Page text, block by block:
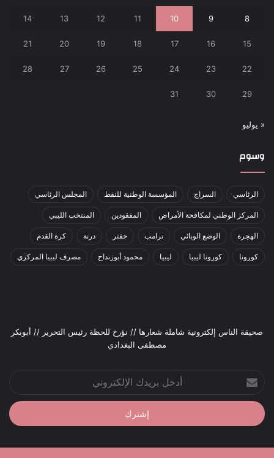
8
9
10
11
12
13
14
15
16
17
18
19
20
21
22
23
24
25
26
27
28
29
30
31
« يوليو
وسوم
الرئاسي السراج المؤسسة الوطنية للنفط المجلس الرئاسي
المركز الوطني لمكافحة الأمراض المفقودين المنتخب الليبي
الهجرة الوضع الوبائي ترامب حفتر درنة كرة القدم
كورونا كورونا ليبيا ليبيا محمود أبوزنداح مصرف ليبيا المركزي
صحيقة الناس إلكترونية شاملة شعارها // نؤرخ للحظة رئيس التحرير // أبوبكر
مصطفى البغدادي
أدخل
بريدك
الإلكتروني